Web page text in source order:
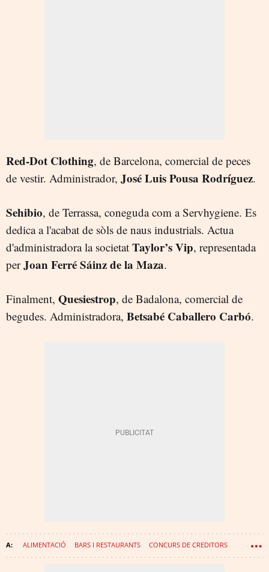
Red-Dot Clothing, de Barcelona, comercial de peces
de vestir. Administrador, José Luis Pousa Rodríguez.
Sehibio, de Terrassa, coneguda com a Servhygiene. Es
dedica a l'acabat de sòls de naus industrials. Actua
d'administradora la societat Taylor’s Vip, representada
perJoan Ferré Sáinz de la Maza.
Finalment, Quesiestrop, de Badalona, comercial de
begudes. Administradora, Betsabé Caballero Carbó.
ALIMENTACIÓ BARS I RESTAURANTS CONCURS DE CREDITORS